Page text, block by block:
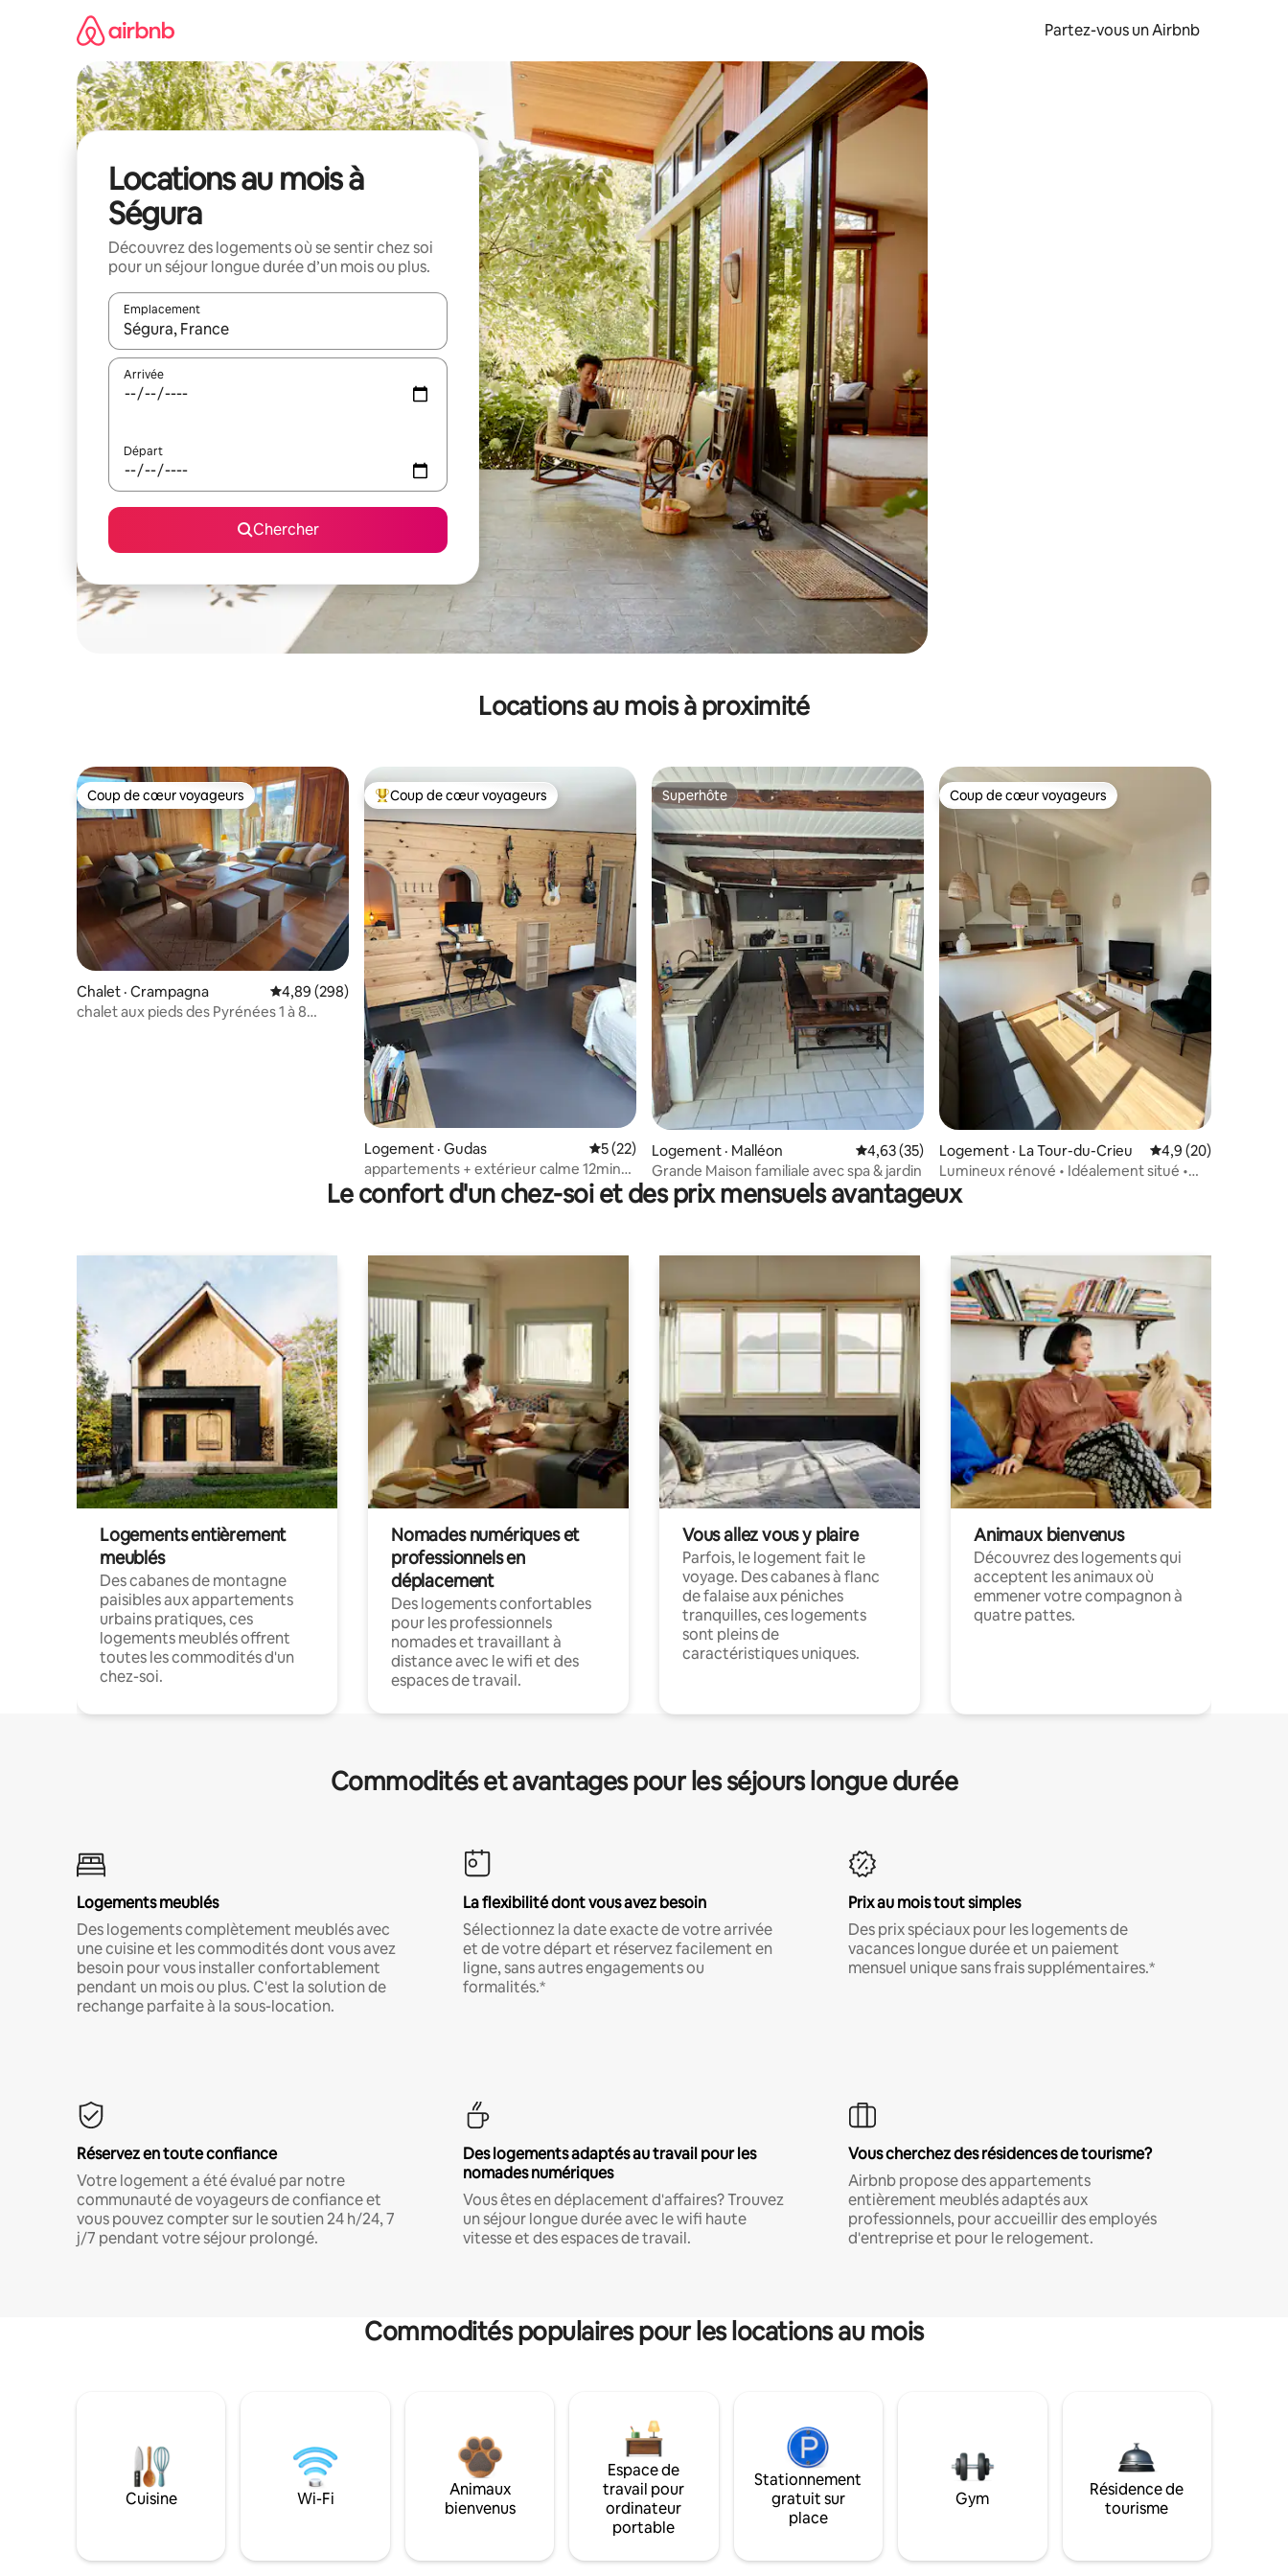
Partez-vous un Airbnb
Locations au mois à
Ségura
Découvrez des logements où se sentir chez soi
pour un séjour longue durée d’un mois ou plus.
Emplacement
Quand les résultats sont affichés, parcourez-les en utilisant les flèches vers le haut et vers le bas, ou en appuyant dessus et en les faisant glisser.
Arrivée
Départ
Chercher
Locations au mois à proximité
Coup de cœur voyageurs
Coup de cœur voyageurs
Chalet · Crampagna Note moyenne de 4,89 sur 5, 298 commentaires
4,89 (298)
chalet aux pieds des Pyrénées 1 à 8
Coup de cœur voyageurs parmi les plus aimés
Coup de cœur voyageurs
Logement · Gudas Note moyenne de 5 sur 5, 22 commentaires
5 (22)
appartements + extérieur calme 12min
de Foix
Superhôte
Superhôte
Logement · Malléon Note moyenne de 4,63 sur 5, 35 commentaires
4,63 (35)
Grande Maison familiale avec spa & jardin
Coup de cœur voyageurs
Coup de cœur voyageurs
Logement · La Tour-du-Crieu Note moyenne de
4,9 (20)
Lumineux rénové • Idéalement situé •
Clim & Wifi
Le confort d'un chez-soi et des prix mensuels avantageux
Logements entièrement
meublés
Des cabanes de montagne
paisibles aux appartements
urbains pratiques, ces
logements meublés offrent
toutes les commodités d'un
chez-soi.
Nomades numériques et
professionnels en
déplacement
Des logements confortables
pour les professionnels
nomades et travaillant à
distance avec le wifi et des
espaces de travail.
Vous allez vous y plaire
Parfois, le logement fait le
voyage. Des cabanes à flanc
de falaise aux péniches
tranquilles, ces logements
sont pleins de
caractéristiques uniques.
Animaux bienvenus
Découvrez des logements qui
acceptent les animaux où
emmener votre compagnon à
quatre pattes.
Commodités et avantages pour les séjours longue durée
Logements meublés
Des logements complètement meublés avec
une cuisine et les commodités dont vous avez
besoin pour vous installer confortablement
pendant un mois ou plus. C'est la solution de
rechange parfaite à la sous-location.
La flexibilité dont vous avez besoin
Sélectionnez la date exacte de votre arrivée
et de votre départ et réservez facilement en
ligne, sans autres engagements ou
formalités.*
Prix au mois tout simples
Des prix spéciaux pour les logements de
vacances longue durée et un paiement
mensuel unique sans frais supplémentaires.*
Réservez en toute confiance
Votre logement a été évalué par notre
communauté de voyageurs de confiance et
vous pouvez compter sur le soutien 24 h/24, 7
j/7 pendant votre séjour prolongé.
Des logements adaptés au travail pour les
nomades numériques
Vous êtes en déplacement d'affaires? Trouvez
un séjour longue durée avec le wifi haute
vitesse et des espaces de travail.
Vous cherchez des résidences de tourisme?
Airbnb propose des appartements
entièrement meublés adaptés aux
professionnels, pour accueillir des employés
d'entreprise et pour le relogement.
Commodités populaires pour les locations au mois
Cuisine Wi-Fi
Animaux
bienvenus
Espace de
travail pour
ordinateur
portable
Stationnement
gratuit sur
place
Gym
Résidence de
tourisme